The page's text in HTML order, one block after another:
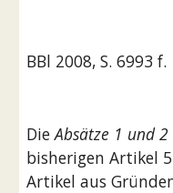
BBl 2008, S. 6993 f.
Die Absätze 1 und 2
bisherigen Artikel
Artikel aus